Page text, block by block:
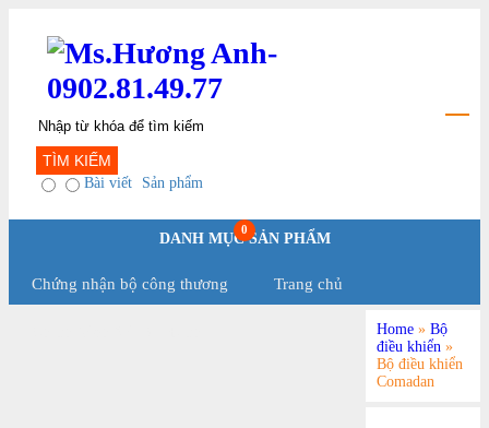
TÌM KIẾM
Bài viết Sản phẩm
0
DANH MỤC SẢN PHẨM
Chứng nhận bộ công thương Trang chủ
Home » Bộ
điều khiển »
Bộ điều khiển
Comadan